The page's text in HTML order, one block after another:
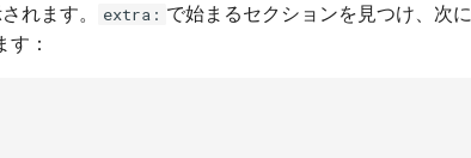
れます。 extra: で始まるセクションを見つけ、次に
：